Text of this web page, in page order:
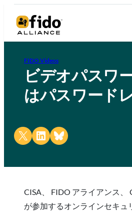
FIDO Videos
ビデオパスワ
はパスワード
Share on X Share on LinkedIn
Share on Bluesky
CISA、 FIDO アライアンス、
が参加するオンラインセキュ